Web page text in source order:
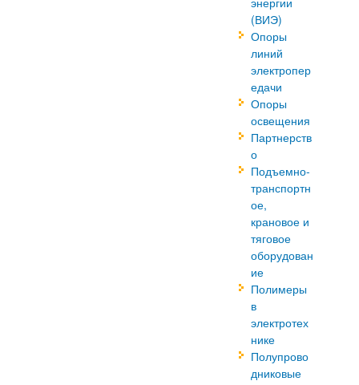
(ВИЭ)
Опоры
линий
электропер
едачи
Опоры
освещения
Партнерств
о
Подъемно-
транспортн
ое,
крановое и
тяговое
оборудован
ие
Полимеры
в
электротех
нике
Полупрово
дниковые